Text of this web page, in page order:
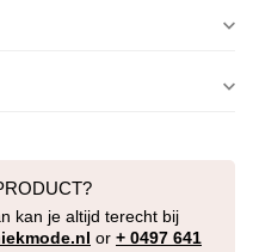
kan je altijd terecht bij
or + 0497 641